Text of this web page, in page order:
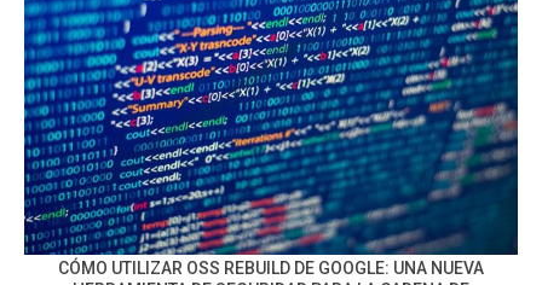
CÓMO UTILIZAR OSS REBUILD DE GOOGLE: UNA NUEVA